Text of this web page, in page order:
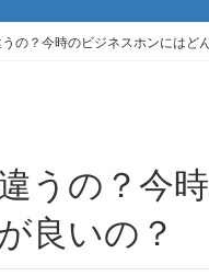
の？今時のビジネスホンにはど
良いの？